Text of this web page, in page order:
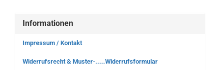
Informationen
Impressum / Kontakt
Widerrufsrecht & Muster-.....Widerrufsformular